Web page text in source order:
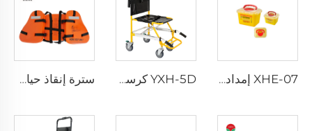
XHE-07 إمدادات طبية حاوية بلاستيكية للأدوات الحادة YXH-5D كرسي كهربائي صاعد الدرج من نوع Xiehe سترة إنقاذ حياة ثلاث قطع للبالغين للاستخدام اليومي